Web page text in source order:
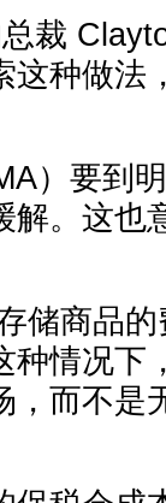
裁
这种做法
）要到
解。这也
储商品
种情况下
，而不是